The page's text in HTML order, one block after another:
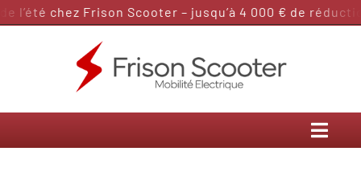
Passer
l’été chez Frison Scooter – jusqu’à 4 000 € de